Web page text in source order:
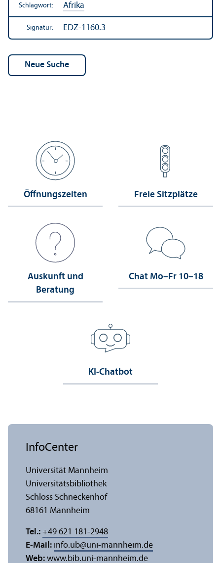
Schlagwort: Afrika
Signatur: EDZ-1160.3
Öffnungs­zeiten Freie Sitzplätze
Auskunft und
Beratung
Chat Mo–Fr 10–18
KI-Chatbot
InfoCenter
Universität Mannheim
Universitäts­bibliothek
Schloss Schneckenhof
68161 Mannheim
Tel.: +49 621 181-2948
E-Mail: info.ub@uni-mannheim.de
Web: www.bib.uni-mannheim.de